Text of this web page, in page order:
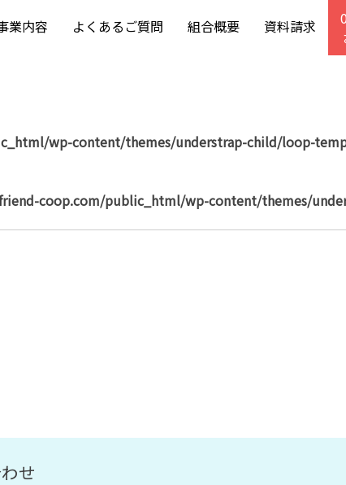
業内容 よくあるご質問 組合概要 資料請求
wp-content/themes/understrap-child/loop-
coop.com/public_html/wp-content/themes/
せ